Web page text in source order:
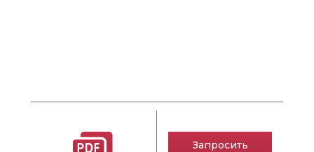
Запросить